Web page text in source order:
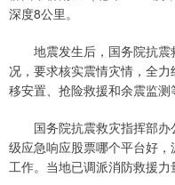
深度8公里。
地震发生后，国务院抗震
况，要求核实震情灾情，全
移安置、抢险救援和余震监测
国务院抗震救灾指挥部办
级应急响应股票哪个平台好
工作。当地已调派消防救援力